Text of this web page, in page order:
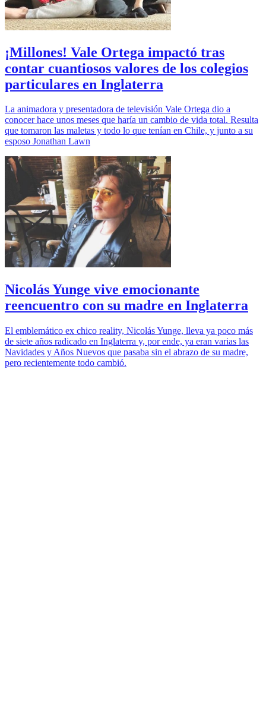
¡Millones! Vale Ortega impactó tras
contar cuantiosos valores de los colegios
particulares en Inglaterra
La animadora y presentadora de televisión Vale Ortega dio a
conocer hace unos meses que haría un cambio de vida total. Resulta
que tomaron las maletas y todo lo que tenían en Chile, y junto a su
esposo Jonathan Lawn
Nicolás Yunge vive emocionante
reencuentro con su madre en Inglaterra
El emblemático ex chico reality, Nicolás Yunge, lleva ya poco más
de siete años radicado en Inglaterra y, por ende, ya eran varias las
Navidades y Años Nuevos que pasaba sin el abrazo de su madre,
pero recientemente todo cambió.